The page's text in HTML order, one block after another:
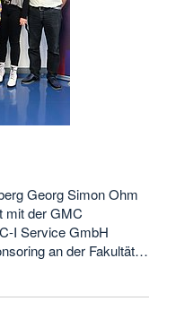
Georg Simon Ohm
mit der GMC
I Service GmbH
an der Fakultät…